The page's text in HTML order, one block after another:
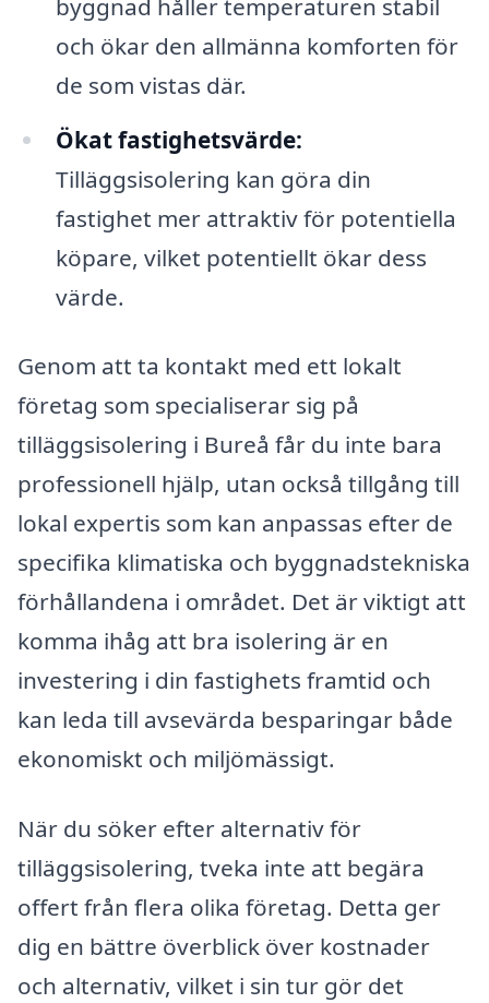
byggnad håller temperaturen stabil
och ökar den allmänna komforten för
de som vistas där.
Ökat fastighetsvärde:
Tilläggsisolering kan göra din
fastighet mer attraktiv för potentiella
köpare, vilket potentiellt ökar dess
värde.
Genom att ta kontakt med ett lokalt
företag som specialiserar sig på
tilläggsisolering i Bureå får du inte bara
professionell hjälp, utan också tillgång till
lokal expertis som kan anpassas efter de
specifika klimatiska och byggnadstekniska
förhållandena i området. Det är viktigt att
komma ihåg att bra isolering är en
investering i din fastighets framtid och
kan leda till avsevärda besparingar både
ekonomiskt och miljömässigt.
När du söker efter alternativ för
tilläggsisolering, tveka inte att begära
offert från flera olika företag. Detta ger
dig en bättre överblick över kostnader
och alternativ, vilket i sin tur gör det